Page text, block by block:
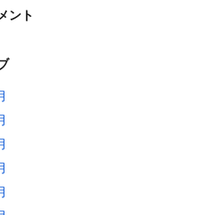
ント